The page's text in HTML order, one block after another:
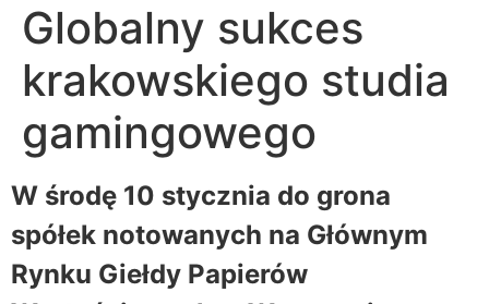
Globalny sukces
krakowskiego studia
gamingowego
W środę 10 stycznia do grona
spółek notowanych na Głównym
Rynku Giełdy Papierów